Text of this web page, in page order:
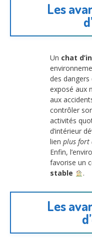
Les
Un chat
des
exposé aux
aux
contrôler
activités
d’intérieur
lien plus fort
Enfin,
favorise un
stable
.
Les